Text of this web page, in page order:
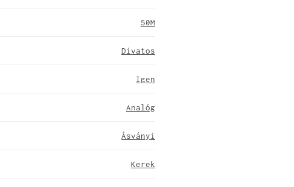
50M
Divatos
Igen
Analóg
Ásványi
Kerek